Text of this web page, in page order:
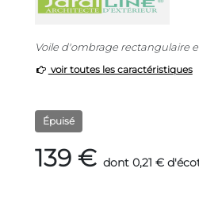
Voile d'ombrage rectangulaire
voir toutes les caractéristiques
Épuisé
139 € dont 0,21 €